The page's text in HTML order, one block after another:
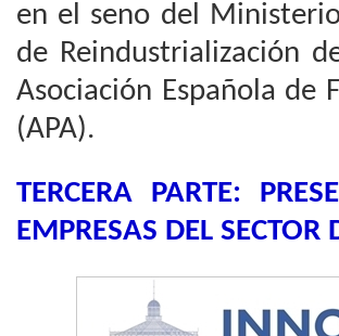
en el seno del
de Reindustrialización
Asociación Española de
(APA).
TERCERA PARTE:
EMPRESAS DEL